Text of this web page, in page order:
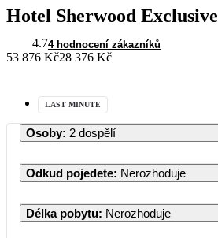
Hotel Sherwood
4.74 hodnocení zákazníků
53 876 Kč28 376 Kč
LAST MINUTE
Osoby: 2 dospělí
Odkud pojedete: Nerozhoduje
Délka pobytu: Nerozhoduje